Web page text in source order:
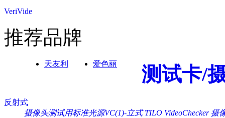
VeriVide
推荐品牌
天友利 爱色丽 测试卡/
反射式
摄像头测试用标准光源VC(1)-立式 TILO VideoChecker 摄